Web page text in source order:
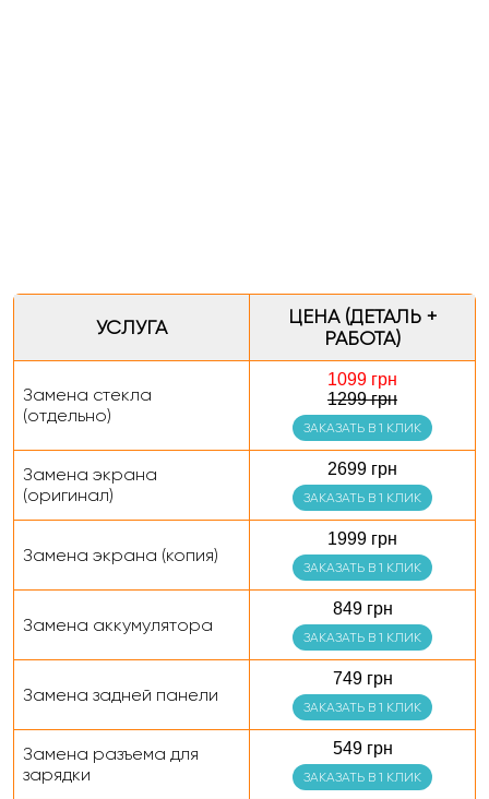
УСЛУГА
ЦЕНА (ДЕТАЛЬ +
РАБОТА)
Замена стекла
(отдельно)
1099 грн
1299 грн
ЗАКАЗАТЬ В 1 КЛИК
Замена экрана
(оригинал)
2699 грн
ЗАКАЗАТЬ В 1 КЛИК
Замена экрана (копия)
1999 грн
ЗАКАЗАТЬ В 1 КЛИК
Замена аккумулятора
849 грн
ЗАКАЗАТЬ В 1 КЛИК
Замена задней панели
749 грн
ЗАКАЗАТЬ В 1 КЛИК
Замена разъема для
зарядки
549 грн
ЗАКАЗАТЬ В 1 КЛИК